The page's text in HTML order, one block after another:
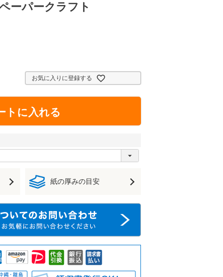
ーパークラフト
お気に入りに登録する
トに入れる
紙の厚みの目安